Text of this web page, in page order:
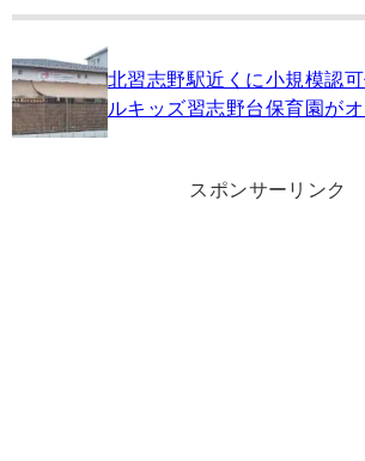
北習志野駅近くに小規模認
ルキッズ習志野台保育園が
スポンサーリンク